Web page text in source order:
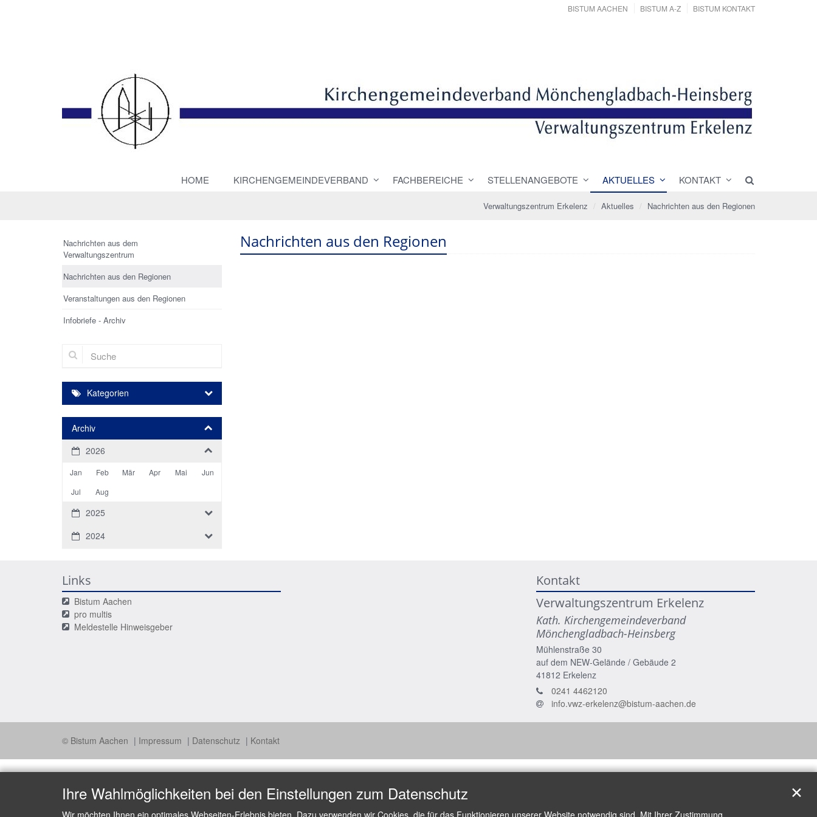
BISTUM AACHEN BISTUM A-Z BISTUM KONTAKT
HOME KIRCHENGEMEINDEVERBAND FACHBEREICHE STELLENANGEBOTE AKTUELLES KONTAKT
Verwaltungszentrum Erkelenz Aktuelles Nachrichten aus den Regionen
Nachrichten aus den Regionen
Nachrichten aus dem
Verwaltungszentrum
Nachrichten aus den Regionen
Veranstaltungen aus den Regionen
Infobriefe - Archiv
Suche
Kategorien
Archiv
2026
Jan Feb Mär Apr Mai
Jun
Jul
Aug
2025
2024
Links
Bistum Aachen
pro multis
Meldestelle Hinweisgeber
Kontakt
Verwaltungszentrum Erkelenz
Kath. Kirchengemeindeverband
Mönchengladbach-Heinsberg
Mühlenstraße 30
auf dem NEW-Gelände / Gebäude 2
41812 Erkelenz
0241 4462120
info.vwz-erkelenz@bistum-aachen.de
© Bistum Aachen Impressum Datenschutz Kontakt
Ihre Wahlmöglichkeiten bei den Einstellungen zum Datenschutz
Wir möchten Ihnen ein optimales Webseiten-Erlebnis bieten. Dazu verwenden wir Cookies, die für das Funktionieren unserer Website notwendig sind. Mit Ihrer Zustimmung
✕